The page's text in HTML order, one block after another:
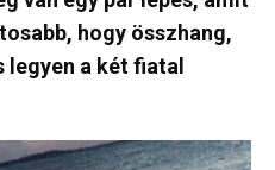
hogy összhang,
a két fiatal